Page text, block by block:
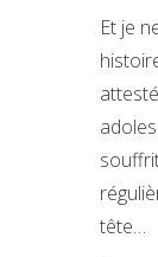
Et je
tête…